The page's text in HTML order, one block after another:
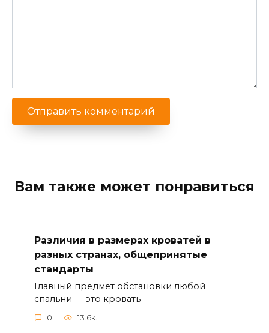
Вам также может понравиться
Различия в размерах кроватей в
разных странах, общепринятые
стандарты
Главный предмет обстановки любой
спальни — это кровать
0 13.6к.